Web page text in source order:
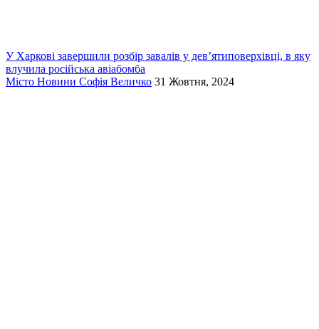
У Харкові завершили розбір завалів у дев’ятиповерхівці, в яку
влучила російська авіабомба
Місто Новини Софія Величко 31 Жовтня, 2024